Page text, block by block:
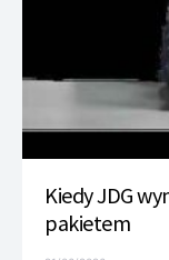
Kiedy JDG
pakietem